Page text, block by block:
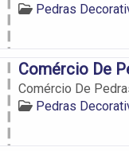
Pedras
Comércio De
Comércio De
Pedras